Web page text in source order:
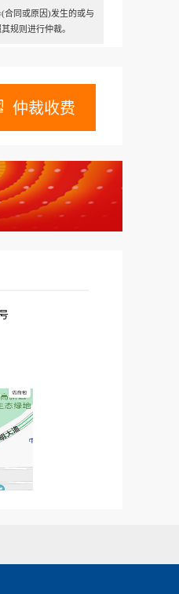
合同或原因)发生的或与
规则进行仲裁。
仲裁收费